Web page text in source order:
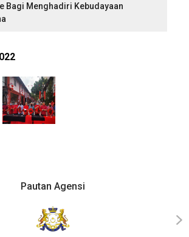
Bagi Menghadiri Kebudayaan
Pautan Agensi
›